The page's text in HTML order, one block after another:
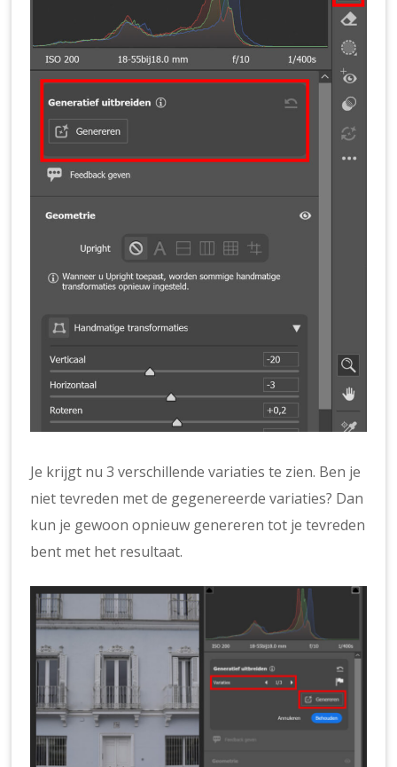
Je krijgt nu 3 verschillende variaties te zien. Ben je
niet tevreden met de gegenereerde variaties? Dan
kun je gewoon opnieuw genereren tot je tevreden
bent met het resultaat.